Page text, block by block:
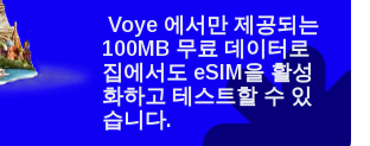
Voye 에서만 제공되는
100MB 무료 데이터로
집에서도 eSIM을 활성
화하고 테스트할 수 있
습니다.